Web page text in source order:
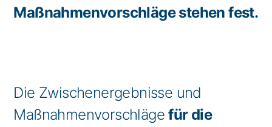
Maßnahmenvorschläge stehen fest.
Die Zwischenergebnisse und
Maßnahmenvorschlägefür die